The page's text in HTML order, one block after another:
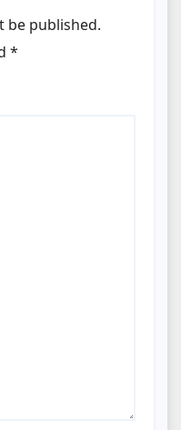
be published.
*